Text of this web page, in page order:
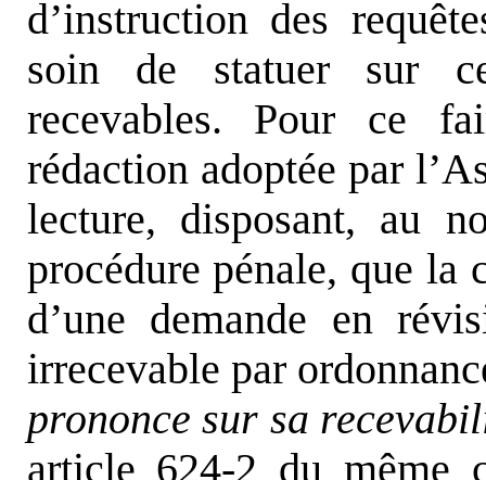
d’instruction des
soin de statuer sur
recevables. Pour ce
rédaction adoptée par
lecture, disposant, au
procédure pénale, que la
d’une demande en
irrecevable par
prononce sur sa
article 624-2 du même